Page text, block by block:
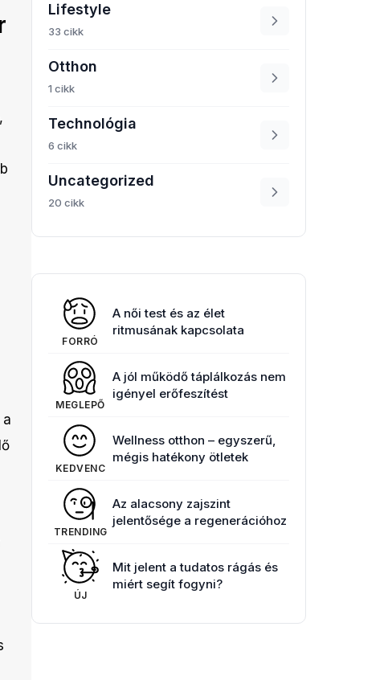
Lifestyle
33 cikk
Otthon
1 cikk
Technológia
6 cikk
Uncategorized
20 cikk
FORRÓ
A női test és az élet
ritmusának kapcsolata
MEGLEPŐ
A jól működő táplálkozás nem
igényel erőfeszítést
KEDVENC
Wellness otthon – egyszerű,
mégis hatékony ötletek
TRENDING
Az alacsony zajszint
jelentősége a regenerációhoz
ÚJ
Mit jelent a tudatos rágás és
miért segít fogyni?